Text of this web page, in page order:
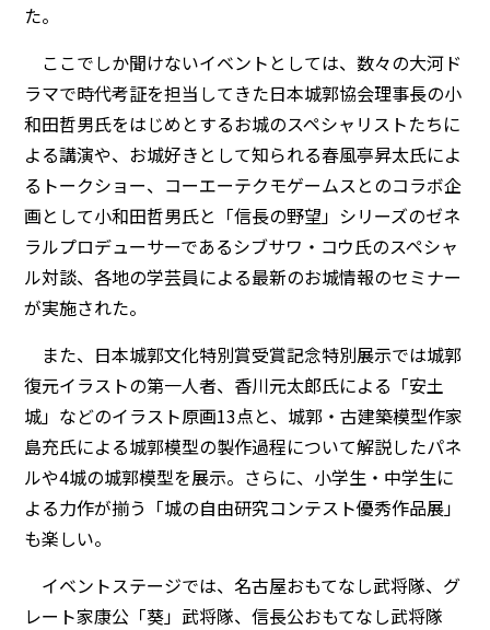
た。
ここでしか聞けないイベントとしては、数々の大河ド
ラマで時代考証を担当してきた日本城郭協会理事長の小
和田哲男氏をはじめとするお城のスペシャリストたちに
よる講演や、お城好きとして知られる春風亭昇太氏によ
るトークショー、コーエーテクモゲームスとのコラボ企
画として小和田哲男氏と「信長の野望」シリーズのゼネ
ラルプロデューサーであるシブサワ・コウ氏のスペシャ
ル対談、各地の学芸員による最新のお城情報のセミナー
が実施された。
また、日本城郭文化特別賞受賞記念特別展示では城郭
復元イラストの第一人者、香川元太郎氏による「安土
城」などのイラスト原画13点と、城郭・古建築模型作家
島充氏による城郭模型の製作過程について解説したパネ
ルや4城の城郭模型を展示。さらに、小学生・中学生に
よる力作が揃う「城の自由研究コンテスト優秀作品展」
も楽しい。
イベントステージでは、名古屋おもてなし武将隊、グ
レート家康公「葵」武将隊、信長公おもてなし武将隊